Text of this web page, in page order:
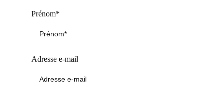
Prénom*
Adresse e-mail